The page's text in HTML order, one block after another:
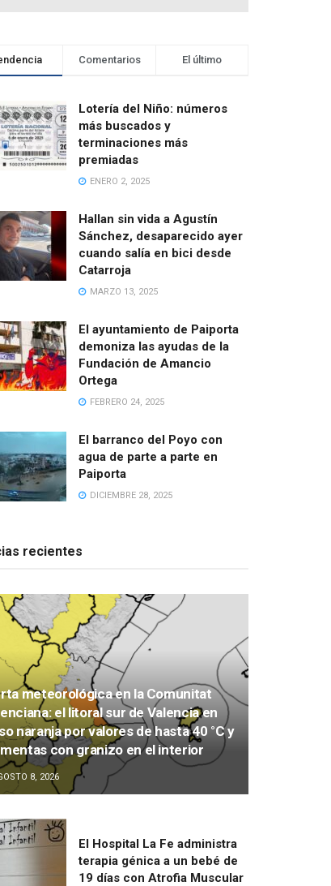
Comentarios El último
Lotería del Niño: números
más buscados y
terminaciones más
premiadas
ENERO 2, 2025
Hallan sin vida a Agustín
Sánchez, desaparecido ayer
cuando salía en bici desde
Catarroja
MARZO 13, 2025
El ayuntamiento de Paiporta
demoniza las ayudas de la
Fundación de Amancio
Ortega
FEBRERO 24, 2025
El barranco del Poyo con
agua de parte a parte en
Paiporta
DICIEMBRE 28, 2025
recientes
meteorológica en la Comunitat
el litoral sur de Valencia en
naranja por valores de hasta 40 °C y
con granizo en el interior
8, 2026
El Hospital La Fe administra
terapia génica a un bebé de
19 días con Atrofia Muscular